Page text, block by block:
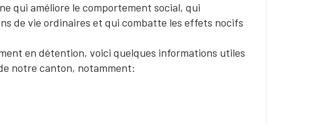
qui améliore le comportement social​, qui
de vie ordinaires et qui combatte les effets nocifs
en détention, voici quelques informations utiles
notre canton, notamment: